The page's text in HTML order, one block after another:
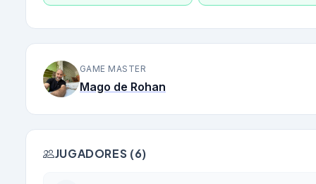
GAME MASTER
Mago de Rohan
JUGADORES (6)